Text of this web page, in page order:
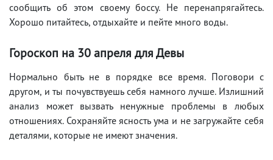
сообщить об этом своему боссу. Не перенапрягайтесь.
Хорошо питайтесь, отдыхайте и пейте много воды.
Гороскоп на 30 апреля для Девы
Нормально быть не в порядке все время. Поговори с
другом, и ты почувствуешь себя намного лучше. Излишний
анализ может вызвать ненужные проблемы в любых
отношениях. Сохраняйте ясность ума и не загружайте себя
деталями, которые не имеют значения.